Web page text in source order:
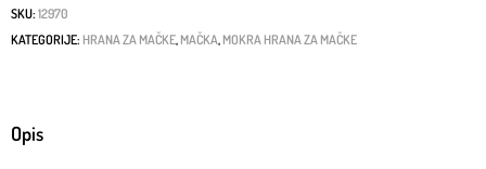
SKU: 12970
KATEGORIJE: HRANA ZA MAČKE, MAČKA, MOKRA HRANA ZA MAČKE
Opis